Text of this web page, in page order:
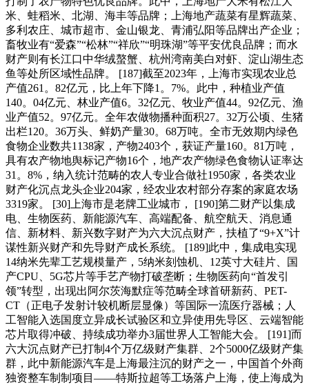
米、蛙稻米、北湖、海丰等品牌；上海地产蔬菜有星辉蔬菜、
多利农庄、城市超市、金山银龙、青浦弘阳等品牌出产企业；
畜牧业有“爱森”“松林”“祥欣”“明珠湖”等平安优良品牌；而水
财产则有长江口中华绒螯蟹、杭州湾南美白对虾、淀山湖生态
鱼等处所区域性品牌。 [187]截至2023年，上海市实现农业总
产值261。82亿元，比上年下降1。7%。此中，种植业产值
140。04亿元、林业产值6。32亿元、牧业产值44。92亿元、渔
业产值52。97亿元。全年农做物播种面积27。32万公顷、生猪
出栏120。36万头、鲜奶产量30。68万吨。全市无效期内绿色
食物企业数共1138家，产物2403个，获证产量160。81万吨，
具有农产物地舆标记产物16个，地产农产物绿色食物认证率达
31。8%，纳入统计范畴的农人专业合做社1950家，各类农业
财产化沉点龙头企业204家，经农业农村部分存案的家庭农场
3319家。 [30]上海市是老牌工业城市， [190]第二财产以集成
电、生物医药、新能源汽车、高端配备、航空航天、消息通
信、新材料、新兴数字财产为六大沉点财产，扶植了“9+X”计
谋性新兴财产和先导财产成长系统。 [189]此中，集成电实现
14纳米先辈工艺规模量产，5纳米刻蚀机、12英寸大硅片、国
产CPU、5G芯片等手艺产物打破垄断；生物医药向“首发引
领”转型，出现出阿尔茨海默症等范畴全球首研新药、PET-
CT（正电子发射计较机断层显像）等国际一流医疗器械；人
工智能入选国度立异成长试验区和立异使用先导区、云端智能
芯片取得冲破、持续成功举办3届世界人工智能大会。 [191]而
六大沉点财产已打制4个万亿级财产集群、2个5000亿级财产集
群，此中新能源汽车是上海最注沉的财产之一，中国首个外商
独资整车制制项目——特斯拉超等工场落户上海，使上海成为